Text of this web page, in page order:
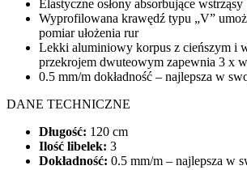
Elastyczne osłony absorbujące wstrząsy
Wyprofilowana krawędź typu „V”
pomiar ułożenia rur
Lekki aluminiowy korpus z cieńszym i
przekrojem dwuteowym zapewnia 3 x
0.5 mm/m dokładność – najlepsza w
DANE TECHNICZNE
Długość: 120 cm
Ilość libelek: 3
Dokładność: 0.5 mm/m – najlepsza w